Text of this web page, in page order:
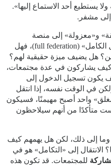
يستطيع أحد الاستماع إليها».
إلى مشفر.
و«معزولة» إلى منصة
«مفتوحة»، إذا فكرنا في «التكامل الكامل» (full federation)، فهل
هل يضيف ميزة حقيقية لهم؟
كيف يشاركون في عدة مجتمعات،
يكون تسجيل الدخول إلى
في الوقت نفسه، إذا انتقل
واحد أصبح مهيمنًا، فسيكون
متأكدًا من أنهم سيلاحظون
وما إلى ذلك، لكن هل يهمهم كيف
الانتقال إلى «التكامل» هو في
للمجتمعات. قد تكون هذه